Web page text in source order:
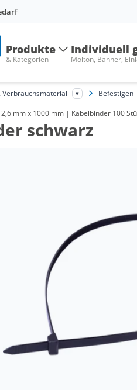
Produkte
& Kategorien
Individuell
Molton, Banner,
Verbrauchsmaterial Befestigen
mm x 1000 mm | Kabelbinder 100
schwarz